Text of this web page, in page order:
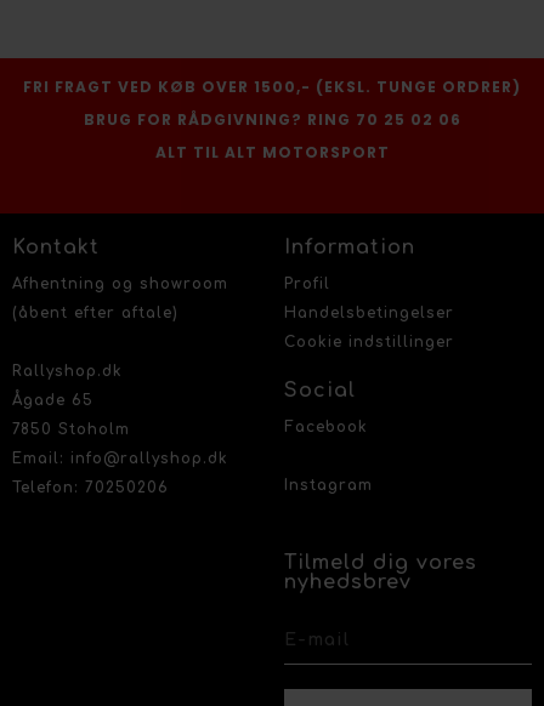
FRI FRAGT VED KØB OVER 1500,- (EKSL. TUNGE ORDRER)
BRUG FOR RÅDGIVNING? RING 70 25 02 06
ALT TIL ALT MOTORSPORT
Kontakt
Afhentning og showroom
(åbent efter aftale)
Rallyshop.dk
Ågade 65
7850 Stoholm
Email: info@rallyshop.dk
Telefon: 70250206
Information
Profil
Handelsbetingelser
Cookie indstillinger
Social
Facebook
Instagram
Tilmeld dig vores
nyhedsbrev